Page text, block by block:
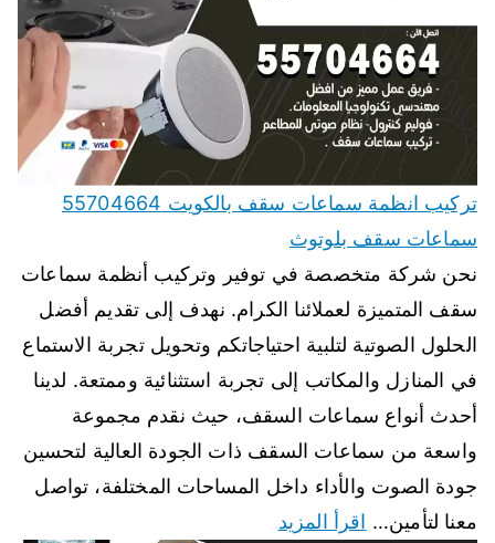
تركيب انظمة سماعات سقف بالكويت 55704664
سماعات سقف بلوتوث
نحن شركة متخصصة في توفير وتركيب أنظمة سماعات
سقف المتميزة لعملائنا الكرام. نهدف إلى تقديم أفضل
الحلول الصوتية لتلبية احتياجاتكم وتحويل تجربة الاستماع
في المنازل والمكاتب إلى تجربة استثنائية وممتعة. لدينا
أحدث أنواع سماعات السقف، حيث نقدم مجموعة
واسعة من سماعات السقف ذات الجودة العالية لتحسين
جودة الصوت والأداء داخل المساحات المختلفة، تواصل
معنا لتأمين… اقرأ المزيد